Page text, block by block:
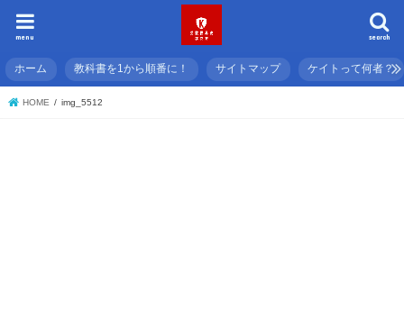
search
menu
ホーム 教科書を1から順番に！ サイトマップ ケイトって何者？
HOME img_5512